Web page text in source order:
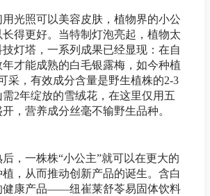
用光照可以美容皮肤，植物界的小公
得更好。当特制灯泡亮起，植物太
灯塔，一系列成果已经显现：在自
才能成熟的白毛银露梅，如今种植
采，有效成分含量是野生植株的2-3
2年绽放的雪绒花，在这里仅用五
，营养成分丝毫不输野生品种。
，一株株“小公主”就可以在更大的
，从而推动创新产品的诞生。含白
健康产品——纽崔莱舒苓易固体饮料